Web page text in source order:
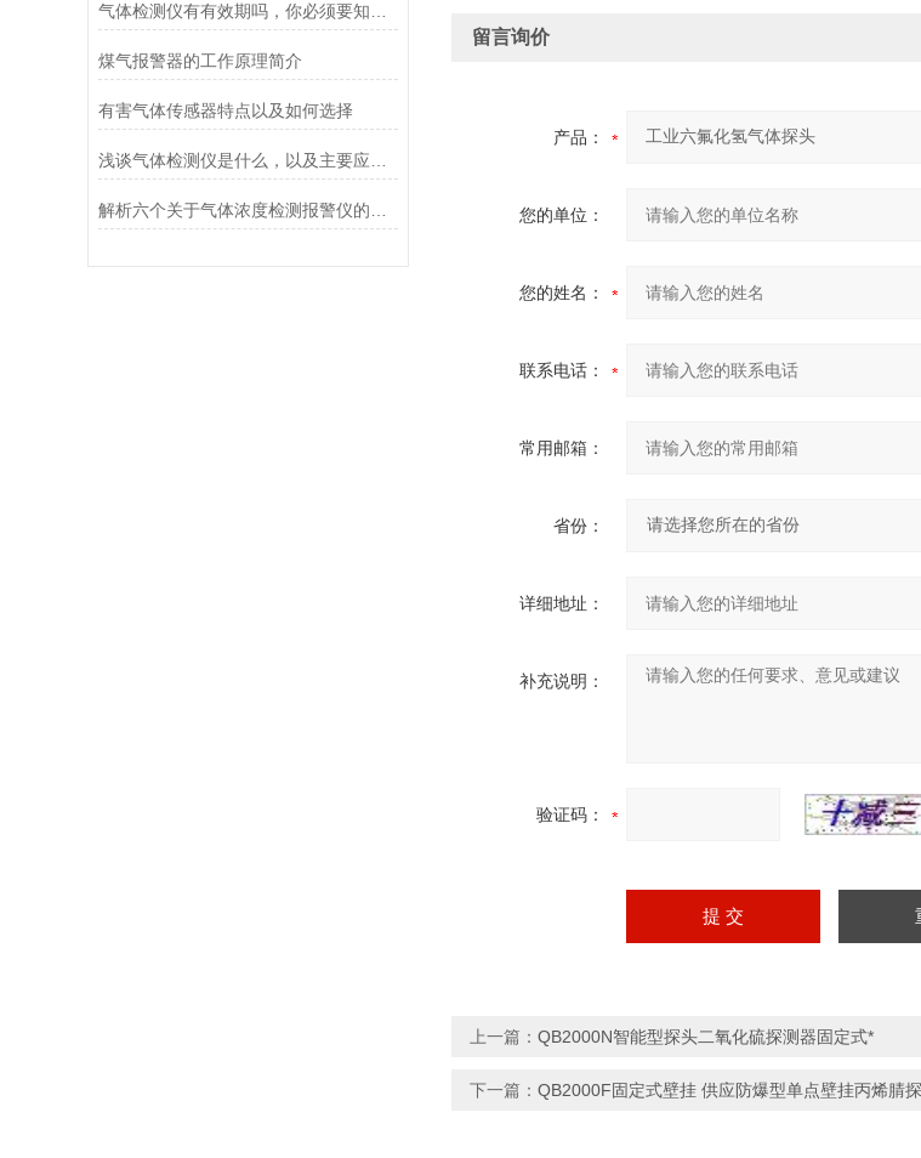
煤气报警器的工作原理简介
有害气体传感器特点以及如何选择
留言询价
产品：
您的单位：
您的姓名：
联系电话：
常用邮箱：
省份：
详细地址：
补充说明：
验证码：
上一篇： QB2000N智能型探头二氧化硫探测器固定式*
下一篇： QB2000F固定式壁挂 供应防爆型单点壁挂丙烯腈